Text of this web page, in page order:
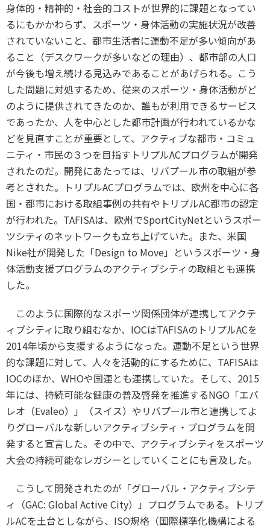
身体的・精神的・社会的コストが世界的に課題となってい
るにもかかわらず、スポーツ・身体活動の実施状況が改善
されていないこと、都市生活者に運動不足が多い傾向があ
ること（デスクワークが多いなどの理由）、都市部の人口
が今後も増え続ける見込みであることがあげられる。こう
した問題に対処するため、従来のスポーツ・身体活動がど
のように提供されてきたのか、誰もが利用できるサービス
であったか、人を中心とした都市計画が行われているかな
どを見直すことが重要として、アクティブな都市・コミュ
ニティ・市民の３つを目指すトリプルACプログラムが開発
されたのだ。開発にあたっては、リバプール市の取組が参
考とされた。トリプルACプログラムでは、欧州を中心に各
国・都市における取組事例の共有やトリプルAC都市の認定
が行われた。TAFISAは、欧州でSportCityNetというスポー
ツシティのネットワークも立ち上げていた。また、米国
Nike社が開発した「Design to Move」というスポーツ・身
体活動支援プログラムのアクティブシティの取組とも連携
した。
このように国際的なスポーツ関係団体が連携してアクテ
ィブシティに取り組むなか、IOCはTAFISAのトリプルACを
2014年頃から支援するようになった。運動不足という世界
的な課題に対して、人々を活動的にするために、TAFISAは
IOCのほか、WHOや国連とも連携していた。そして、2015
年には、持続可能な健康の普及啓発を推進するNGO「エバ
レオ（Evaleo）」（スイス）やリバプール市と連携してよ
りグローバルな新しいアクティブシティ・プログラムを開
発すると宣言した。その中で、アクティブシティをスポーツ
大会の持続可能なレガシーとしていくことにも言及した。
こうして開発されたのが「グローバル・アクティブシテ
ィ（GAC: Global Active City）」プログラムである。トリプ
ルACを土台としながら、ISO規格（国際標準化機構による